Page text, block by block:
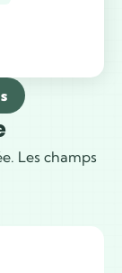
Les champs